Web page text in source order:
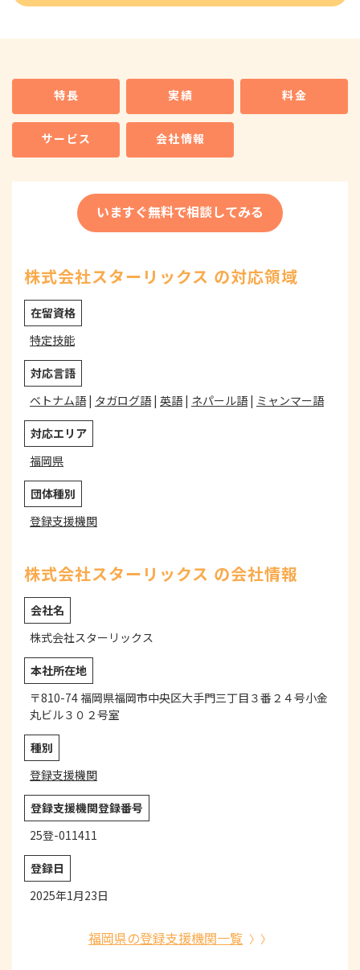
特長 実績 料金
サービス 会社情報
いますぐ無料で相談してみる
株式会社スターリックス の対応領域
在留資格
特定技能
対応言語
ベトナム語| タガログ語| 英語| ネパール語| ミャンマー語
対応エリア
福岡県
団体種別
登録支援機関
株式会社スターリックス の会社情報
会社名
株式会社スターリックス
本社所在地
〒810-74 福岡県福岡市中央区大手門三丁目３番２４号小金
丸ビル３０２号室
種別
登録支援機関
登録支援機関登録番号
25登-011411
登録日
2025年1月23日
福岡県の登録支援機関一覧